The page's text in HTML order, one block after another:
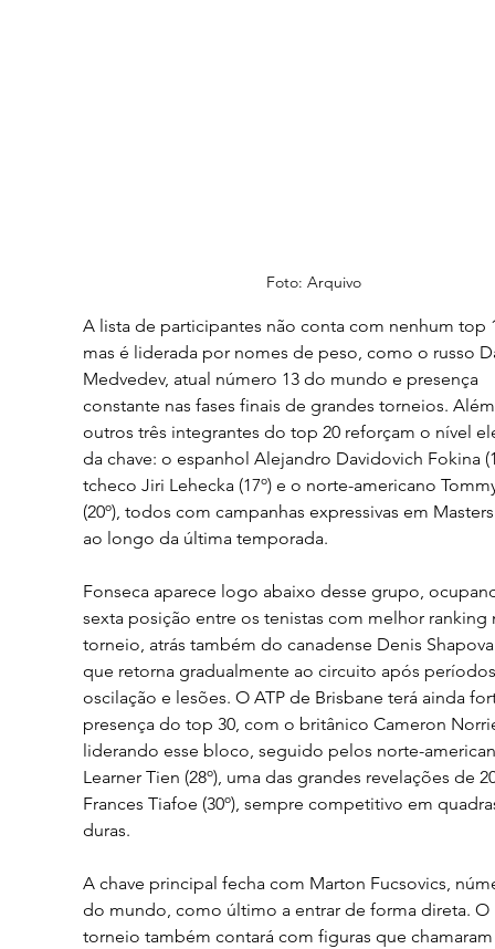
Foto: Arquivo
A lista de participantes não conta com nenhum top
mas é liderada por nomes de peso, como o russo
Medvedev, atual número 13 do mundo e presença
constante nas fases finais de grandes torneios.
outros três integrantes do top 20 reforçam o nível
da chave: o espanhol Alejandro Davidovich Fokina
tcheco Jiri Lehecka (17º) e o norte-americano
(20º), todos com campanhas expressivas em
ao longo da última temporada.
Fonseca aparece logo abaixo desse grupo,
sexta posição entre os tenistas com melhor
torneio, atrás também do canadense Denis
que retorna gradualmente ao circuito após
oscilação e lesões. O ATP de Brisbane terá ainda
presença do top 30, com o britânico Cameron
liderando esse bloco, seguido pelos norte-
Learner Tien (28º), uma das grandes revelações de
Frances Tiafoe (30º), sempre competitivo em
duras.
A chave principal fecha com Marton Fucsovics,
do mundo, como último a entrar de forma direta. O
torneio também contará com figuras que